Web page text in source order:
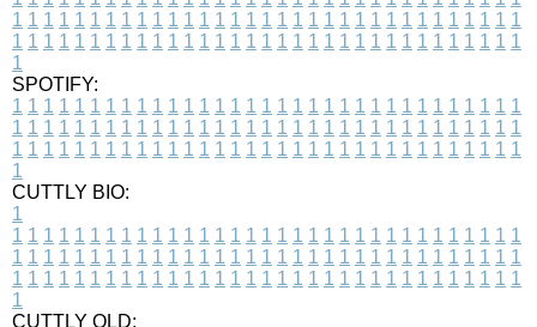
1 1 1 1 1 1 1 1 1 1 1 1 1 1 1 1 1 1 1 1 1 1 1 1 1 1 1 1 1 1 1 1 1
1 1 1 1 1 1 1 1 1 1 1 1 1 1 1 1 1 1 1 1 1 1 1 1 1 1 1 1 1 1 1 1 1
1
SPOTIFY:
1 1 1 1 1 1 1 1 1 1 1 1 1 1 1 1 1 1 1 1 1 1 1 1 1 1 1 1 1 1 1 1 1
1 1 1 1 1 1 1 1 1 1 1 1 1 1 1 1 1 1 1 1 1 1 1 1 1 1 1 1 1 1 1 1 1
1 1 1 1 1 1 1 1 1 1 1 1 1 1 1 1 1 1 1 1 1 1 1 1 1 1 1 1 1 1 1 1 1
1
CUTTLY BIO:
1
1 1 1 1 1 1 1 1 1 1 1 1 1 1 1 1 1 1 1 1 1 1 1 1 1 1 1 1 1 1 1 1 1
1 1 1 1 1 1 1 1 1 1 1 1 1 1 1 1 1 1 1 1 1 1 1 1 1 1 1 1 1 1 1 1 1
1 1 1 1 1 1 1 1 1 1 1 1 1 1 1 1 1 1 1 1 1 1 1 1 1 1 1 1 1 1 1 1 1
1
CUTTLY OLD: